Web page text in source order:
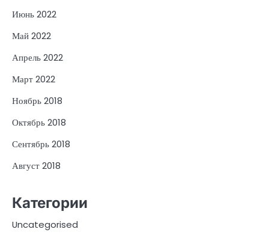
Июнь 2022
Май 2022
Апрель 2022
Март 2022
Ноябрь 2018
Октябрь 2018
Сентябрь 2018
Август 2018
Категории
Uncategorised